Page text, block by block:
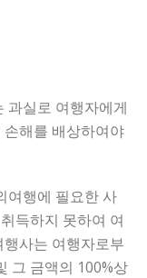
실로 여행자에게
해를 배상하여야
여행에 필요한 사
득하지 못하여 여
사는 여행자로부
그 금액의 100%상